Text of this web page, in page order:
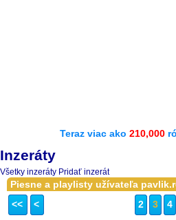
Teraz viac ako 210,000
Inzeráty
Všetky inzeráty Pridať inzerát
Piesne a playlisty užívateľa
<<
< 2 3 4